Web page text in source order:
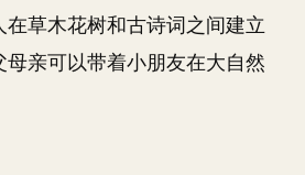
在草木花树和古诗词之间建立
母亲可以带着小朋友在大自然